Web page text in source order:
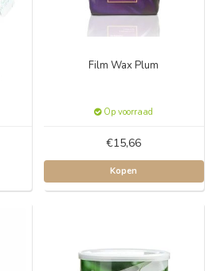
Film Wax Plum
Op voorraad
€15,66
Kopen